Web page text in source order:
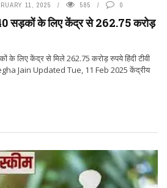
11, 2025 585 0
सड़कों के लिए केंद्र से 262.75 करोड़
के लिए केंद्र से मिले 262.75 करोड़ रुपये हिंदी टीवी
Jain Updated Tue, 11 Feb 2025 केंद्रीय